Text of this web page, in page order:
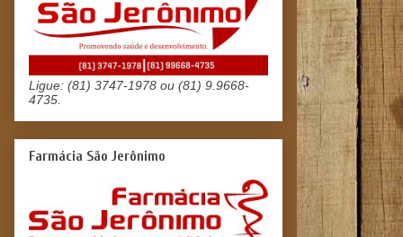
Ligue: (81) 3747-1978 ou (81) 9.9668-
4735.
Farmácia São Jerônimo